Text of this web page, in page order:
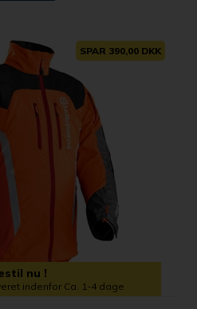
SPAR 390,00 DKK
nu !
indenfor Ca. 1-4 dage